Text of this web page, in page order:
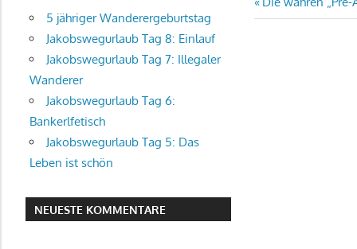
Beitrag:
5 jähriger Wanderergeburtstag
Jakobswegurlaub Tag 8: Einlauf
Jakobswegurlaub Tag 7: Illegaler
Wanderer
Jakobswegurlaub Tag 6:
Bankerlfetisch
Jakobswegurlaub Tag 5: Das
Leben ist schön
NEUESTE KOMMENTARE